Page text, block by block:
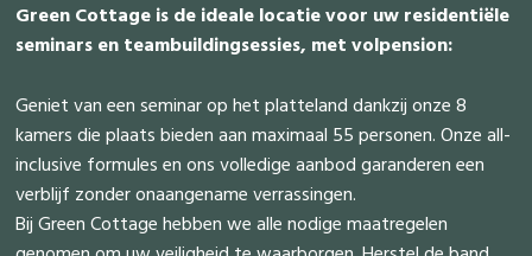
Green Cottage is de ideale locatie voor uw residentiële
seminars en teambuildingsessies, met volpension:
Geniet van een seminar op het platteland dankzij onze 8
kamers die plaats bieden aan maximaal 55 personen. Onze all-
inclusive formules en ons volledige aanbod garanderen een
verblijf zonder onaangename verrassingen.
Bij Green Cottage hebben we alle nodige maatregelen